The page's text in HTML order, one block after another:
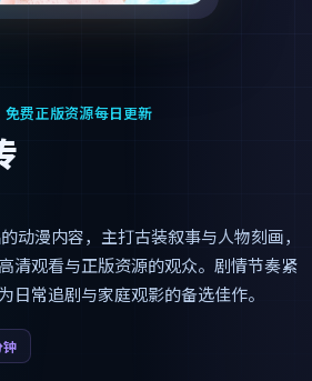
费正版资源每日更新
动漫内容，主打古装叙事与人物刻画，
清观看与正版资源的观众。剧情节奏紧
日常追剧与家庭观影的备选佳作。
钟